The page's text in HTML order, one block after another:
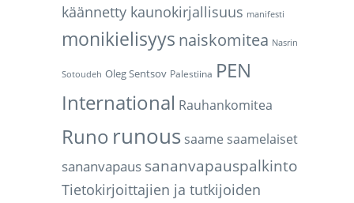
käännetty kaunokirjallisuus manifesti
monikielisyys naiskomitea Nasrin
Sotoudeh Oleg Sentsov Palestiina PEN
International Rauhankomitea
Runo runous saame saamelaiset
sananvapaus sananvapauspalkinto
Tietokirjoittajien ja tutkijoiden